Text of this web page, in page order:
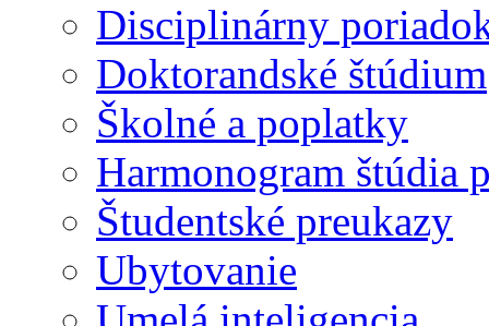
Disciplinárny
Doktorandské štúdium
Školné a poplatky
Harmonogram štúdia
Študentské preukazy
Ubytovanie